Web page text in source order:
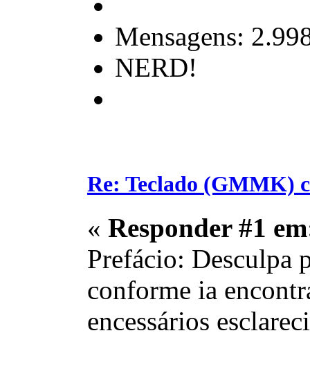
Mensagens:
NERD!
Re: Teclado (GMMK)
« Responder #1
Prefácio: Desculpa
conforme ia
encessários